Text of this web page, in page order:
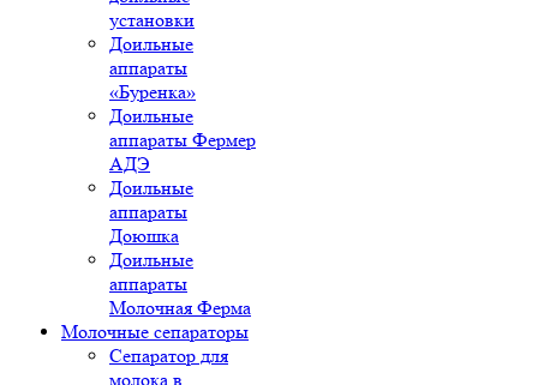
установки
Доильные
аппараты
«Буренка»
Доильные
аппараты Фермер
АДЭ
Доильные
аппараты
Доюшка
Доильные
аппараты
Молочная Ферма
Молочные сепараторы
Сепаратор для
молока в